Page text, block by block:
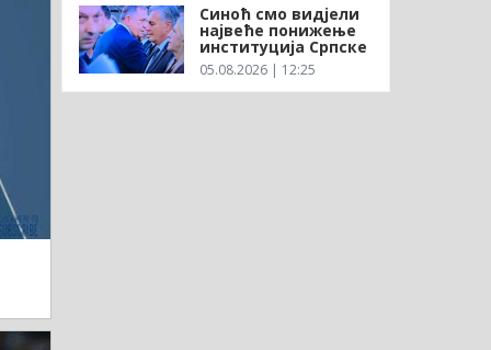
Синоћ смо видјели
највеће понижење
институција Српске
05.08.2026 | 12:25